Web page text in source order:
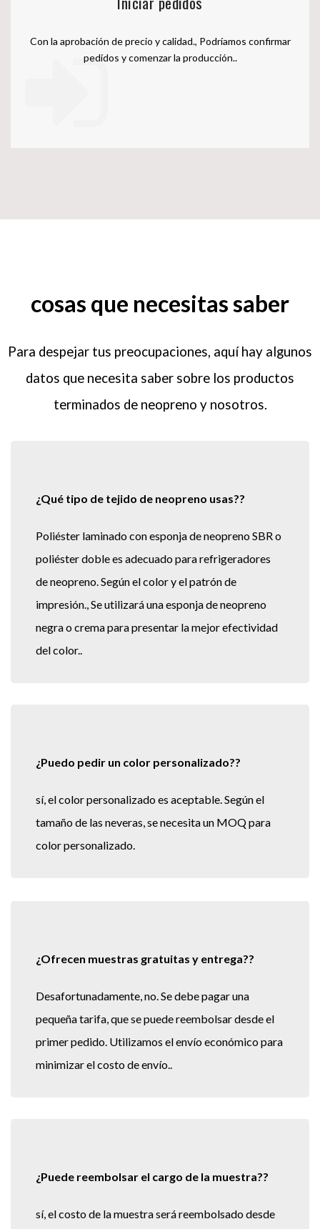
Con la aprobación de precio y calidad., Podríamos confirmar
pedidos y comenzar la producción..
cosas que necesitas saber
Para despejar tus preocupaciones, aquí hay algunos
datos que necesita saber sobre los productos
terminados de neopreno y nosotros.
¿Qué tipo de tejido de neopreno usas??
Poliéster laminado con esponja de neopreno SBR o
poliéster doble es adecuado para refrigeradores
de neopreno. Según el color y el patrón de
impresión., Se utilizará una esponja de neopreno
negra o crema para presentar la mejor efectividad
del color..
¿Puedo pedir un color personalizado??
sí, el color personalizado es aceptable. Según el
tamaño de las neveras, se necesita un MOQ para
color personalizado.
¿Ofrecen muestras gratuitas y entrega??
Desafortunadamente, no. Se debe pagar una
pequeña tarifa, que se puede reembolsar desde el
primer pedido. Utilizamos el envío económico para
minimizar el costo de envío..
¿Puede reembolsar el cargo de la muestra??
sí, el costo de la muestra será reembolsado desde